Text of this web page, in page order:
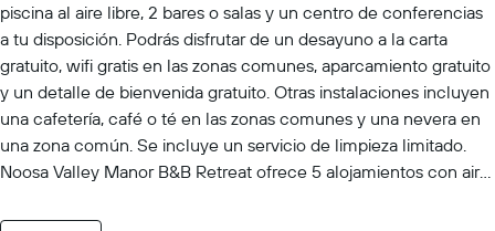
piscina al aire libre, 2 bares o salas y un centro de conferencias
a tu disposición. Podrás disfrutar de un desayuno a la carta
gratuito, wifi gratis en las zonas comunes, aparcamiento gratuito
y un detalle de bienvenida gratuito. Otras instalaciones incluyen
una cafetería, café o té en las zonas comunes y una nevera en
una zona común. Se incluye un servicio de limpieza limitado.
Noosa Valley Manor B&B Retreat ofrece 5 alojamientos con aire
reproductor de DVD. Las habitaciones disponen de balcón o